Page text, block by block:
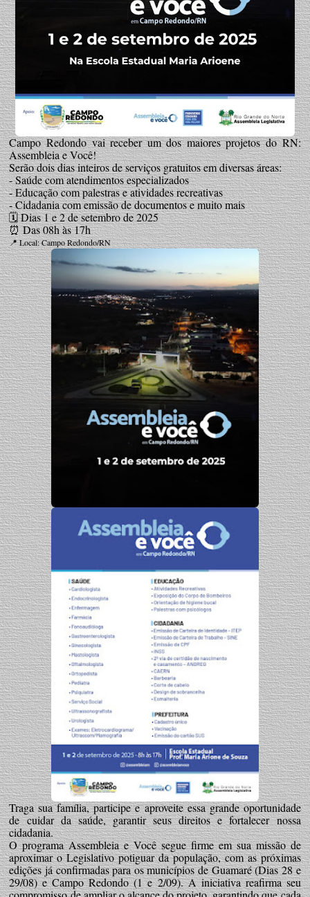
Campo Redondo vai receber um dos maiores projetos do RN:
Assembleia e Você!
Serão dois dias inteiros de serviços gratuitos em diversas áreas:
- Saúde com atendimentos especializados
- Educação com palestras e atividades recreativas
- Cidadania com emissão de documentos e muito mais
🗓 Dias 1 e 2 de setembro de 2025
⏰ Das 08h às 17h
📍 Local: Campo Redondo/RN
Traga sua família, participe e aproveite essa grande oportunidade
de cuidar da saúde, garantir seus direitos e fortalecer nossa
cidadania.
O programa Assembleia e Você segue firme em sua missão de
aproximar o Legislativo potiguar da população, com as próximas
edições já confirmadas para os municípios de Guamaré (Dias 28 e
29/08) e Campo Redondo (1 e 2/09). A iniciativa reafirma seu